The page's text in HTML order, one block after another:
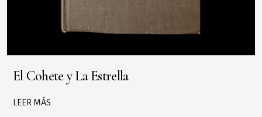
El Cohete y La Estrella
LEER MÁS